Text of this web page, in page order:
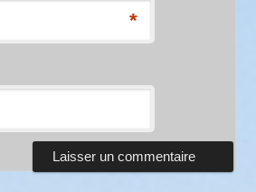
*